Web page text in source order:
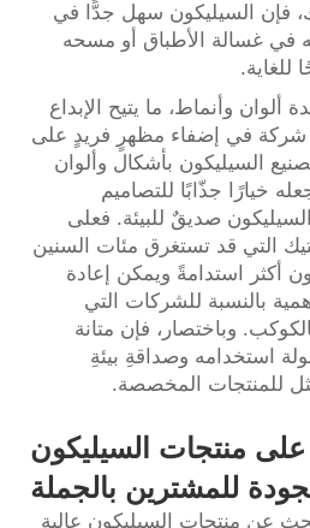
فإن السيليكون سهل جدًّا في
في غسالة الأطباق أو مسحه
للغاية.
ألوان وأنماط، ما يتيح الإبداع
شركة في إضفاء مظهرٍ فريدٍ على
السيليكون بأشكال وألوان
خيارًا جذّابًا للتصاميم
صديقٌ للبيئة. فعلى
التي قد تستغرق مئات السنين
أكثر استدامةً ويمكن إعادة
بالنسبة للشركات التي
وباختصار، فإن متانة
استخدامه وصداقةِ بيئةِ
للمنتجات المخصصة.
على منتجات السيليكون
للمشترين بالجملة
عن منتجات السيليكون عالية